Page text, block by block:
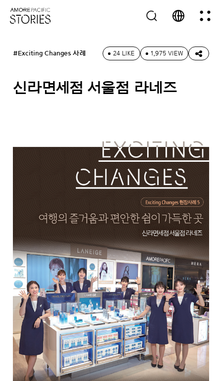
#Exciting Changes 사례 24 LIKE 1,975 VIEW
신라면세점 서울점 라네즈